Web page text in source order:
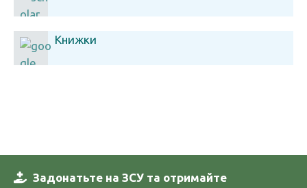
Книжки
Задонатьте на ЗСУ та отримайте